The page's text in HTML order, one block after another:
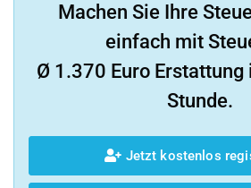
Machen Sie Ihre
einfach mit
Ø 1.370 Euro Erstattung
Stunde.
Jetzt kostenlos